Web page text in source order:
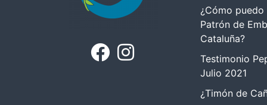
¿Cómo
Patrón de
Cataluña?
Testimonio
Julio 2021
¿Timón de